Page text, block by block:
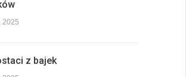
2025
z bajek